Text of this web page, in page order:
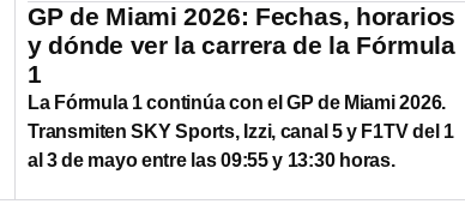
GP de Miami 2026: Fechas, horarios
y dónde ver la carrera de la Fórmula
1
La Fórmula 1 continúa con el GP de Miami 2026.
Transmiten SKY Sports, Izzi, canal 5 y F1TV del 1
al 3 de mayo entre las 09:55 y 13:30 horas.